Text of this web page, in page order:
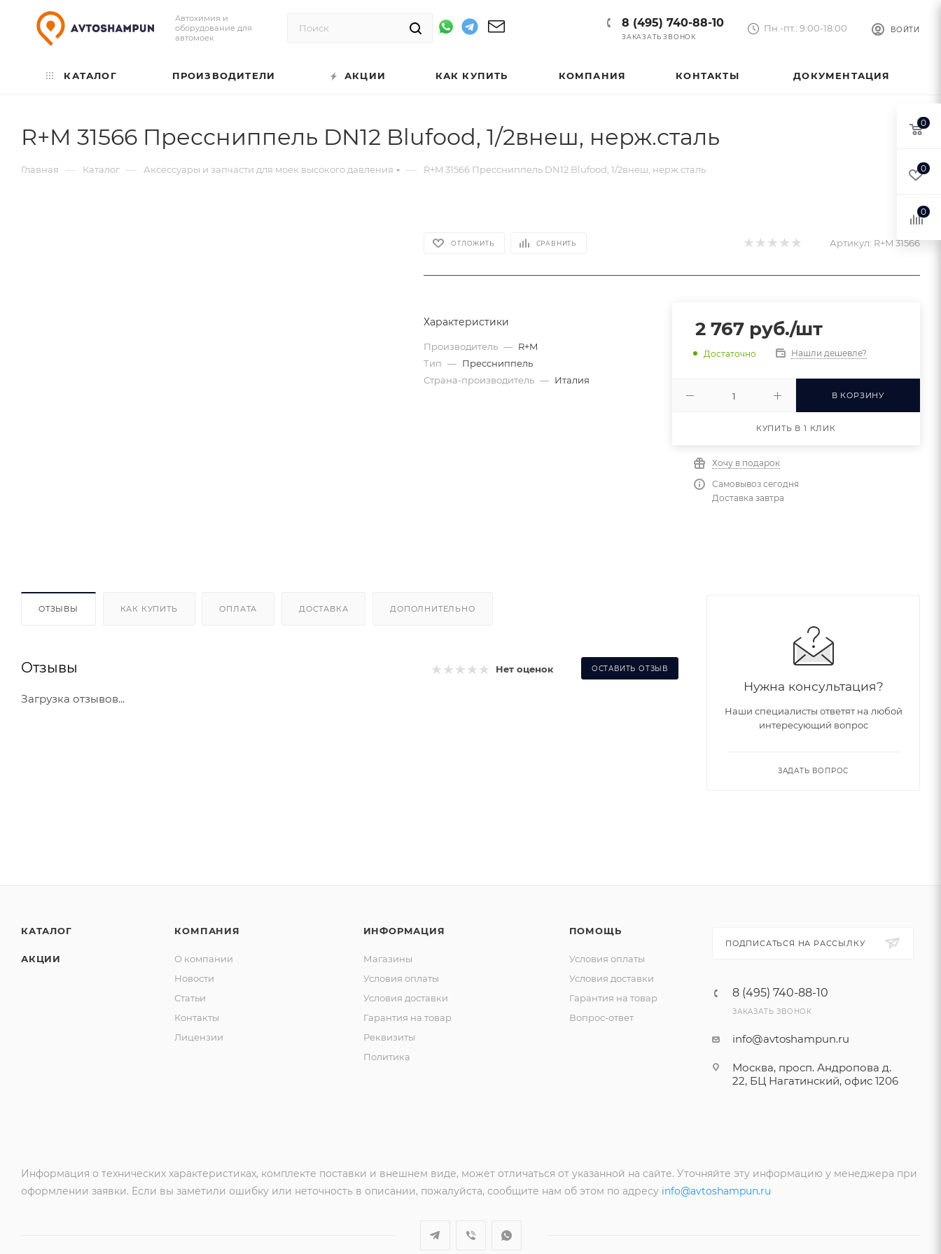
Автохимия и
оборудование для
автомоек
ВОЙТИ
8 (495) 740-88-10
ЗАКАЗАТЬ ЗВОНОК
Пн.-пт.: 9:00-18:00
КАТАЛОГ ПРОИЗВОДИТЕЛИ АКЦИИ КАК КУПИТЬ КОМПАНИЯ КОНТАКТЫ ДОКУМЕНТАЦИЯ
R+M 31566 Прессниппель DN12 Blufood, 1/2внеш, нерж.сталь
Главная — Каталог — Аксессуары и запчасти для моек высокого давления — R+M 31566 Прессниппель DN12 Blufood, 1/2внеш, нерж.сталь
ОТЛОЖИТЬ СРАВНИТЬ Артикул: R+M 31566
Характеристики
Производитель — R+M
Тип — Прессниппель
Страна-производитель — Италия
2 767руб./шт
Достаточно Нашли дешевле?
В КОРЗИНУ
КУПИТЬ В 1 КЛИК
Хочу в подарок
Самовывоз сегодня
Доставка завтра
ОТЗЫВЫ КАК КУПИТЬ ОПЛАТА ДОСТАВКА ДОПОЛНИТЕЛЬНО
Отзывы Нет оценок ОСТАВИТЬ ОТЗЫВ
Загрузка отзывов...
Нужна консультация?
Наши специалисты ответят на любой
интересующий вопрос
ЗАДАТЬ ВОПРОС
КАТАЛОГ
АКЦИИ
КОМПАНИЯ
О компании
Новости
Статьи
Контакты
Лицензии
ИНФОРМАЦИЯ
Магазины
Условия оплаты
Условия доставки
Гарантия на товар
Реквизиты
Политика
ПОМОЩЬ
Условия оплаты
Условия доставки
Гарантия на товар
Вопрос-ответ
ПОДПИСАТЬСЯ НА РАССЫЛКУ
8 (495) 740-88-10
ЗАКАЗАТЬ ЗВОНОК
info@avtoshampun.ru
Москва, просп. Андропова д.
22, БЦ Нагатинский, офис 1206
Информация о технических характеристиках, комплекте поставки и внешнем виде, может отличаться от указанной на сайте. Уточняйте эту информацию у менеджера при
оформлении заявки. Если вы заметили ошибку или неточность в описании, пожалуйста, сообщите нам об этом по адресу info@avtoshampun.ru
0
0
0